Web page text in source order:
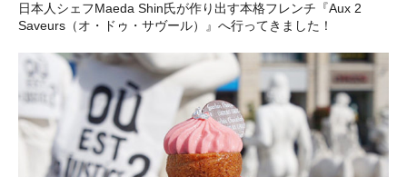
日本人シェフMaeda Shin氏が作り出す本格フレンチ『Aux 2
Saveurs（オ・ドゥ・サヴール）』へ行ってきました！